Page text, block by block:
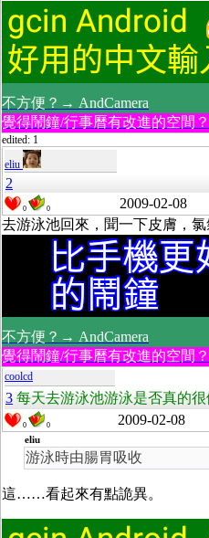
不方便？→ AndCamera
覺得鬧鐘/行事曆有改進的空間
edited: 1
eliu
2
0 0 2009-02-08
去游泳池回來，聞一下皮膚，氯
不方便？→ AndCamera
覺得鬧鐘/行事曆有改進的空間
coolcd
3 每天去游泳池游泳是否真的很
0 0 2009-02-08
eliu
游泳時由腸胃吸收
這……看起來有點詭異。